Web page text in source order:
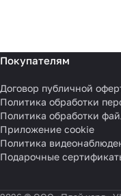
Покупателям
Договор публичной
Политика обработки
Политика обработки
Приложение cookie
Политика
Подарочные